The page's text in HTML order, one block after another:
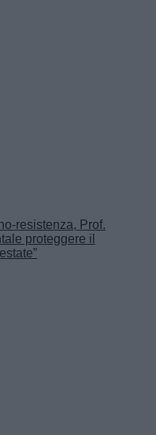
resistenza, Prof.
proteggere il